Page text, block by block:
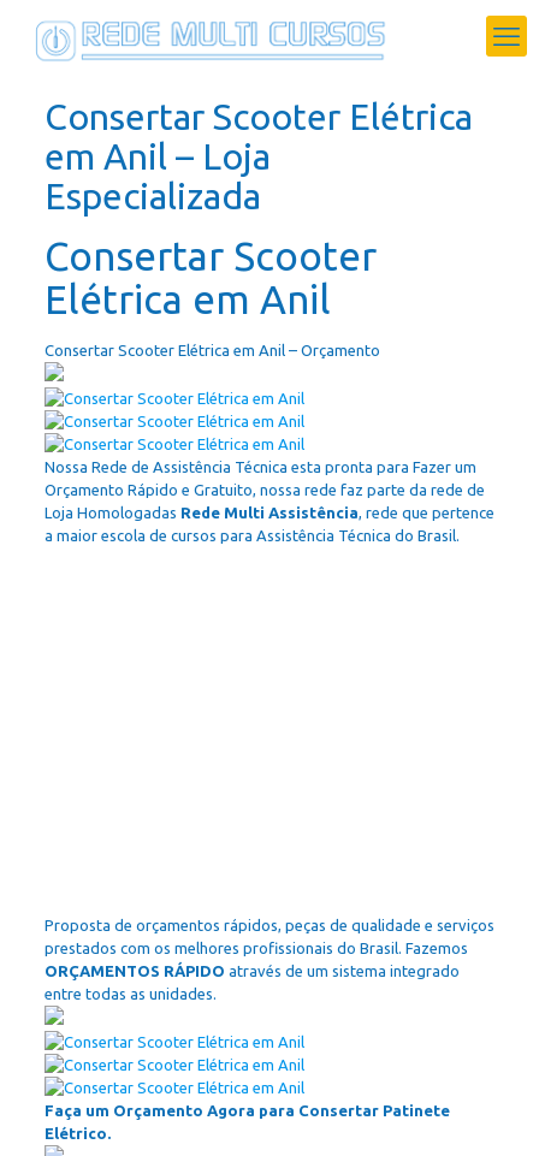
Consertar Scooter Elétrica
em Anil – Loja
Especializada
Consertar Scooter
Elétrica em Anil
Consertar Scooter Elétrica em Anil – Orçamento
Nossa Rede de Assistência Técnica esta pronta para Fazer um
Orçamento Rápido e Gratuito, nossa rede faz parte da rede de
Loja Homologadas Rede Multi Assistência, rede que pertence
a maior escola de cursos para Assistência Técnica do Brasil.
Proposta de orçamentos rápidos, peças de qualidade e serviços
prestados com os melhores profissionais do Brasil. Fazemos
ORÇAMENTOS RÁPIDO através de um sistema integrado
entre todas as unidades.
Faça um Orçamento Agora para Consertar Patinete
Elétrico.